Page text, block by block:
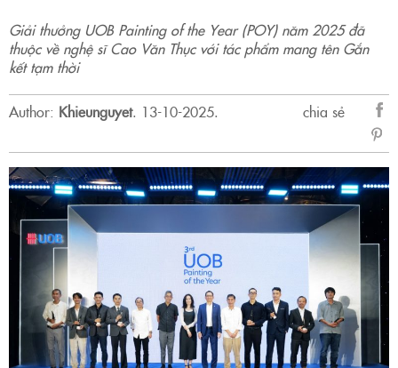
Giải thưởng UOB Painting of the Year (POY) năm 2025 đã
thuộc về nghệ sĩ Cao Văn Thục với tác phẩm mang tên Gắn
kết tạm thời
Author: Khieunguyet. 13-10-2025.
chia sẻ
sẻ